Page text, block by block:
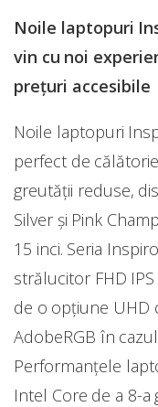
Noile laptopuri
vin cu noi
preţuri accesibile
Noile laptopuri
perfect de
greutăţii reduse,
Silver şi Pink
15 inci. Seria
strălucitor FHD
de o opţiune UHD
AdobeRGB în
Performanţele
Intel Core de a 8-a